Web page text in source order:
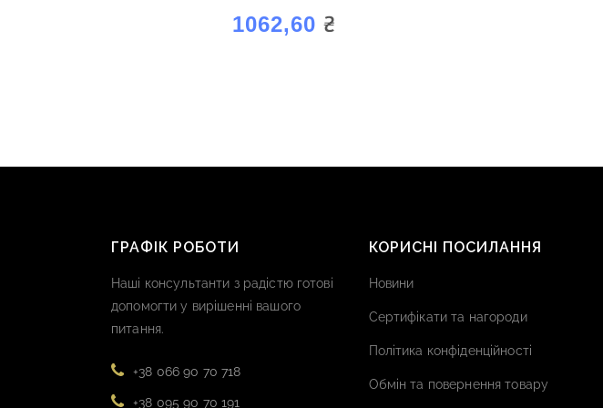
1062,60 ₴
ГРАФІК РОБОТИ
Наші консультанти з радістю готові
допомогти у вирішенні вашого
питання.
+38 066 90 70 718
+38 095 90 70 191
КОРИСНІ ПОСИЛАННЯ
Новини
Сертифікати та нагороди
Політика конфіденційності
Обмін та повернення товару